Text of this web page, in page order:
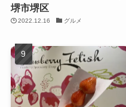
堺市堺区
2022.12.16 グルメ